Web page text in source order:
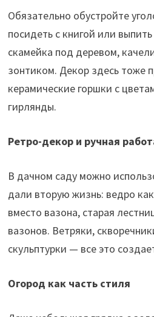
Обязательно обустройте
посидеть с книгой или
скамейка под деревом,
зонтиком. Декор здесь тоже
керамические горшки с
гирлянды.
Ретро-декор и ручная
В дачном саду можно
дали вторую жизнь: ведро
вместо вазона, старая
вазонов. Ветряки,
скульптурки — все это
Огород как часть стиля